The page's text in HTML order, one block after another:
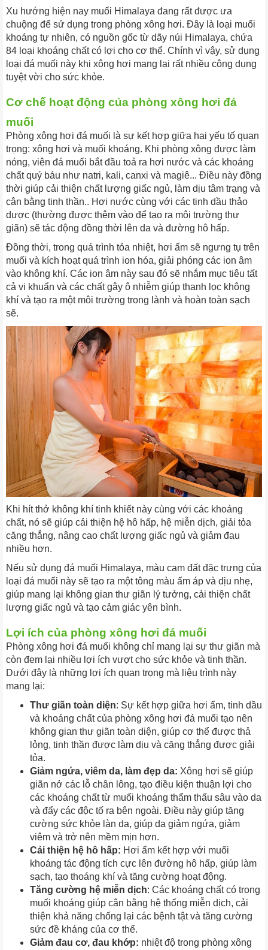
Xu hướng hiện nay muối Himalaya đang rất được ưa
chuộng để sử dụng trong phòng xông hơi. Đây là loại muối
khoáng tự nhiên, có nguồn gốc từ dãy núi Himalaya, chứa
84 loại khoáng chất có lợi cho cơ thể. Chính vì vậy, sử dụng
loại đá muối này khi xông hơi mang lại rất nhiều công dụng
tuyệt vời cho sức khỏe.
Cơ chế hoạt động của phòng xông hơi đá
muối
Phòng xông hơi đá muối là sự kết hợp giữa hai yếu tố quan
trọng: xông hơi và muối khoáng. Khi phòng xông được làm
nóng, viên đá muối bắt đầu toả ra hơi nước và các khoáng
chất quý báu như natri, kali, canxi và magiê... Điều này đồng
thời giúp cải thiện chất lượng giấc ngủ, làm dịu tâm trạng và
cân bằng tinh thần.. Hơi nước cùng với các tinh dầu thảo
dược (thường được thêm vào để tạo ra môi trường thư
giãn) sẽ tác động đồng thời lên da và đường hô hấp.
Đồng thời, trong quá trình tỏa nhiệt, hơi ẩm sẽ ngưng tụ trên
muối và kích hoạt quá trình ion hóa, giải phóng các ion âm
vào không khí. Các ion âm này sau đó sẽ nhắm mục tiêu tất
cả vi khuẩn và các chất gây ô nhiễm giúp thanh lọc không
khí và tạo ra một môi trường trong lành và hoàn toàn sạch
sẽ.
Khi hít thở không khí tinh khiết này cùng với các khoáng
chất, nó sẽ giúp cải thiện hệ hô hấp, hệ miễn dịch, giải tỏa
căng thẳng, nâng cao chất lượng giấc ngủ và giảm đau
nhiều hơn.
Nếu sử dụng đá muối Himalaya, màu cam đất đặc trưng của
loại đá muối này sẽ tạo ra một tông màu ấm áp và dịu nhẹ,
giúp mang lại không gian thư giãn lý tưởng, cải thiện chất
lượng giấc ngủ và tạo cảm giác yên bình.
Lợi ích của phòng xông hơi đá muối
Phòng xông hơi đá muối không chỉ mang lại sự thư giãn mà
còn đem lại nhiều lợi ích vượt cho sức khỏe và tinh thần.
Dưới đây là những lợi ích quan trọng mà liệu trình này
mang lại:
Thư giãn toàn diện: Sự kết hợp giữa hơi ẩm, tinh dầu
và khoáng chất của phòng xông hơi đá muối tạo nên
không gian thư giãn toàn diện, giúp cơ thể được thả
lỏng, tinh thần được làm dịu và căng thẳng được giải
tỏa.
Giảm ngứa, viêm da, làm đẹp da: Xông hơi sẽ giúp
giãn nở các lỗ chân lông, tạo điều kiện thuận lợi cho
các khoáng chất từ muối khoáng thẩm thấu sâu vào da
và đẩy các độc tố ra bên ngoài. Điều này giúp tăng
cường sức khỏe làn da, giúp da giảm ngứa, giảm
viêm và trở nên mềm mịn hơn.
Cải thiện hệ hô hấp: Hơi ẩm kết hợp với muối
khoáng tác động tích cực lên đường hô hấp, giúp làm
sạch, tạo thoáng khí và tăng cường hoạt động.
Tăng cường hệ miễn dịch: Các khoáng chất có trong
muối khoáng giúp cân bằng hệ thống miễn dịch, cải
thiện khả năng chống lại các bệnh tật và tăng cường
sức đề kháng của cơ thể.
Giảm đau cơ, đau khớp: nhiệt độ trong phòng xông